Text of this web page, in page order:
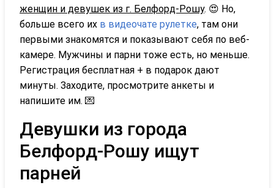
женщин и девушек из г. Белфорд-Рошу. 😍 Но,
больше всего их в видеочате рулетке, там они
первыми знакомятся и показывают себя по веб-
камере. Мужчины и парни тоже есть, но меньше.
Регистрация бесплатная + в подарок дают
минуты. Заходите, просмотрите анкеты и
напишите им. 💌
Девушки из города
Белфорд-Рошу ищут
парней